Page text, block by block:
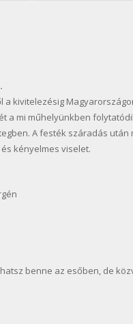
kivitelezésig
a mi műhelyünkben
A festék száradás
kényelmes viselet.
benne az esőben, de